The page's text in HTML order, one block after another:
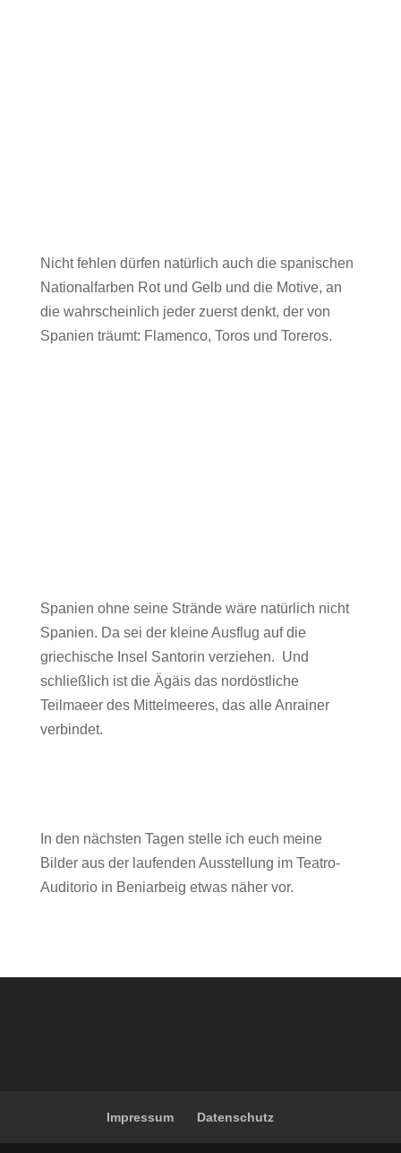
Nicht fehlen dürfen natürlich auch die spanischen
Nationalfarben Rot und Gelb und die Motive, an
die wahrscheinlich jeder zuerst denkt, der von
Spanien träumt: Flamenco, Toros und Toreros.
Spanien ohne seine Strände wäre natürlich nicht
Spanien. Da sei der kleine Ausflug auf die
griechische Insel Santorin verziehen. Und
schließlich ist die Ägäis das nordöstliche
Teilmaeer des Mittelmeeres, das alle Anrainer
verbindet.
In den nächsten Tagen stelle ich euch meine
Bilder aus der laufenden Ausstellung im Teatro-
Auditorio in Beniarbeig etwas näher vor.
Impressum Datenschutz